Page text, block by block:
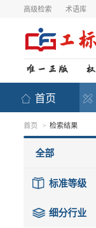
高级检索 术语库
首页
首页 > 检索结果
全部
标准等级
细分行业